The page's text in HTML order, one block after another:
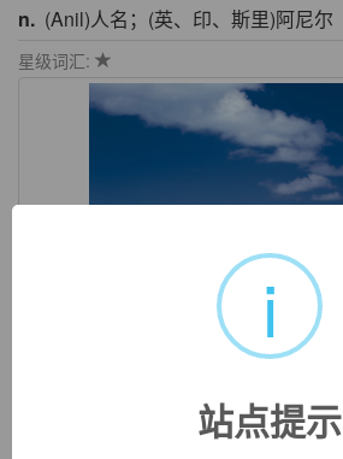
n. (Anil)人名；(英、印、斯里)阿尼尔
星级词汇:
1/ 3
i
站点提示